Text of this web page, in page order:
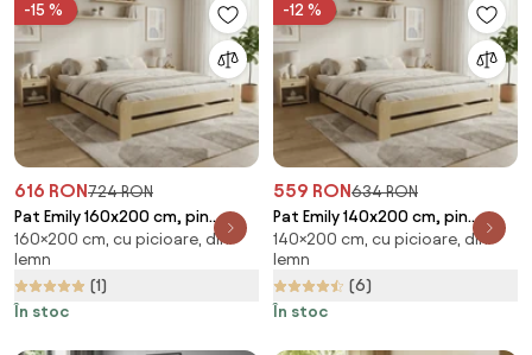
-15 %
616 RON724 RON
Pat Emily 160x200 cm, pin
Saltele: Fara saltea, Somiera
pat: Cu lamele curbate
160×200 cm, cu picioare, din
lemn
(1)
În stoc
-12 %
559 RON634 RON
Pat Emily 140x200 cm, pin
Saltele: Fara saltea, Somiera
pat: Cu lamele drepte
140×200 cm, cu picioare, din
lemn
(6)
În stoc